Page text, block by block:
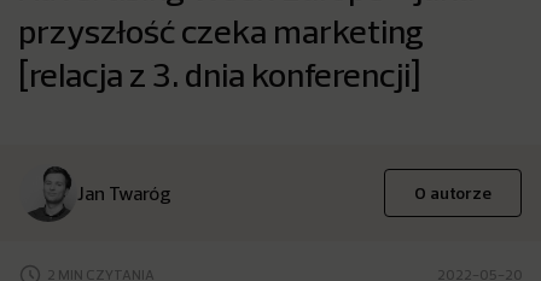
przyszłość czeka marketing
[relacja z 3. dnia konferencji]
Jan Twaróg O autorze
2 MIN CZYTANIA 2022-05-20